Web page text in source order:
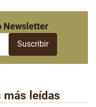
Newsletter
más leídas